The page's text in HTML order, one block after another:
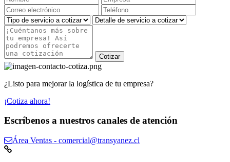
Cotizar
¿Listo para mejorar la logística de tu empresa?
¡Cotiza ahora!
Escríbenos a nuestros canales de atención
Área Ventas - comercial@transyanez.cl